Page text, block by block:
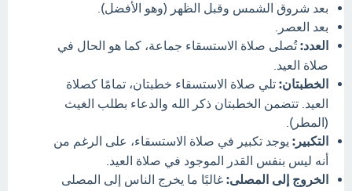
بعد شروق الشمس وقبل الظهر (وهو الأفضل).
بعد العصر.
العدد:تُصلى صلاة الاستسقاء جماعة، كما هو الحال في
صلاة العيد.
الخطبتان: تلي صلاة الاستسقاء خطبتان، تمامًا كصلاة
العيد. تتضمن الخطبتان ذكر الله والدعاء بطلب الغيث
(المطر).
التكبير: يوجد تكبير في صلاة الاستسقاء، على الرغم من
أنه ليس بنفس القدر الموجود في صلاة العيد.
الخروج إلى المصلى: غالبًا ما يخرج الناس إلى المصلى